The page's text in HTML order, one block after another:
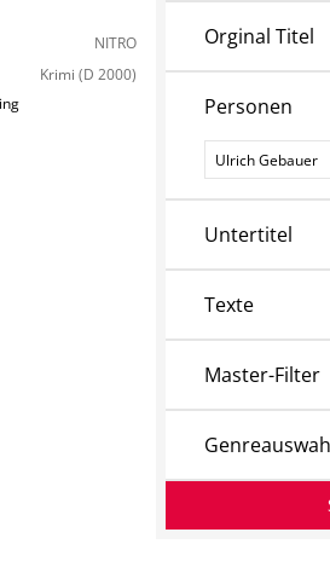
NITRO
Krimi (D 2000)
Orginal Titel
Personen
Personen
Untertitel
Texte
Master-Filter